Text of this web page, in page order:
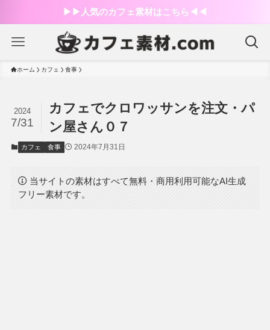
▶︎▶︎人気のカフェ素材はこちら◀︎◀︎
ホーム カフェ 食事
カフェでクロワッサンを注文・パ
ン屋さん０７
2024
7/31
カフェ 食事 2024年7月31日
当サイトの素材はすべて無料・商用利用可能なAI生成
フリー素材です。